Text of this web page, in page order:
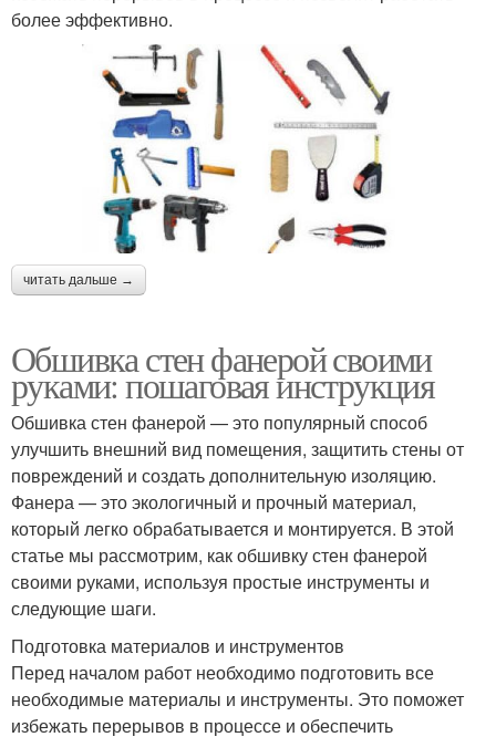
более эффективно.
читать дальше →
Обшивка стен фанерой своими
руками: пошаговая инструкция
Обшивка стен фанерой — это популярный способ
улучшить внешний вид помещения, защитить стены от
повреждений и создать дополнительную изоляцию.
Фанера — это экологичный и прочный материал,
который легко обрабатывается и монтируется. В этой
статье мы рассмотрим, как обшивку стен фанерой
своими руками, используя простые инструменты и
следующие шаги.
Подготовка материалов и инструментов
Перед началом работ необходимо подготовить все
необходимые материалы и инструменты. Это поможет
избежать перерывов в процессе и обеспечить